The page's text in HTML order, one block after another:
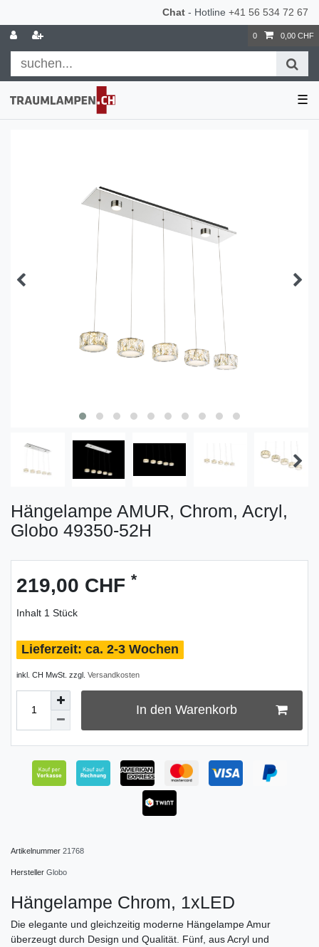
Chat - Hotline +41 56 534 72 67
0 0,00 CHF
☰
Hängelampe AMUR, Chrom, Acryl,
Globo 49350-52H
219,00 CHF *
Inhalt 1 Stück
ca. 2-3 Wochen
inkl. CH MwSt. zzgl. Versandkosten
In den Warenkorb
Artikelnummer 21768
Hersteller Globo
Hängelampe Chrom, 1xLED
Die elegante und gleichzeitig moderne Hängelampe Amur
überzeugt durch Design und Qualität. Fünf, aus Acryl und